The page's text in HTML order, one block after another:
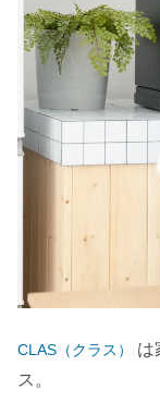
CLAS（クラス）
は
ス。